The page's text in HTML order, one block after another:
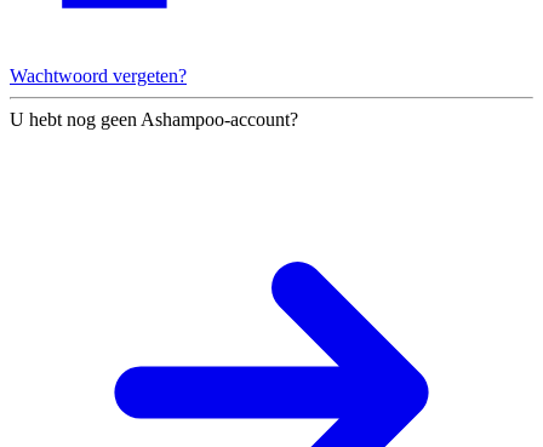
Wachtwoord vergeten?
U hebt nog geen Ashampoo-account?